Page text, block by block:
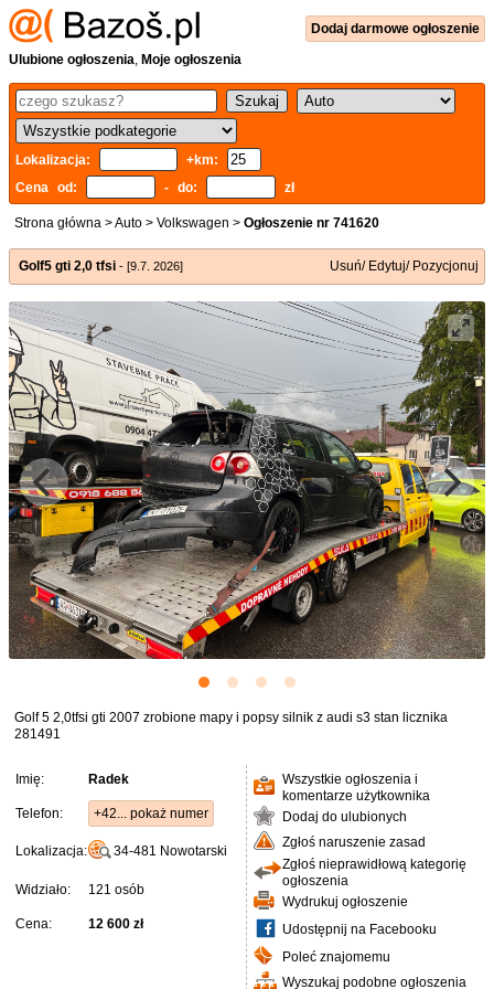
Dodaj darmowe ogłoszenie
Ulubione ogłoszenia, Moje ogłoszenia
Lokalizacja:
+km:
Cena od:
- do: zł
Strona główna >Auto > Volkswagen > Ogłoszenie nr 741620
Golf5 gti 2,0 tfsi - [9.7. 2026] Usuń/ Edytuj/ Pozycjonuj
Golf 5 2,0tfsi gti 2007 zrobione mapy i popsy silnik z audi s3 stan licznika
281491
Imię: Radek
Telefon: +42... pokaż numer
Lokalizacja: 34-481 Nowotarski
Widziało: 121 osób
Cena: 12 600 zł
Wszystkie ogłoszenia i
komentarze użytkownika
Dodaj do ulubionych
Zgłoś naruszenie zasad
Zgłoś nieprawidłową kategorię
ogłoszenia
Wydrukuj ogłoszenie
Udostępnij na Facebooku
Poleć znajomemu
Wyszukaj podobne ogłoszenia